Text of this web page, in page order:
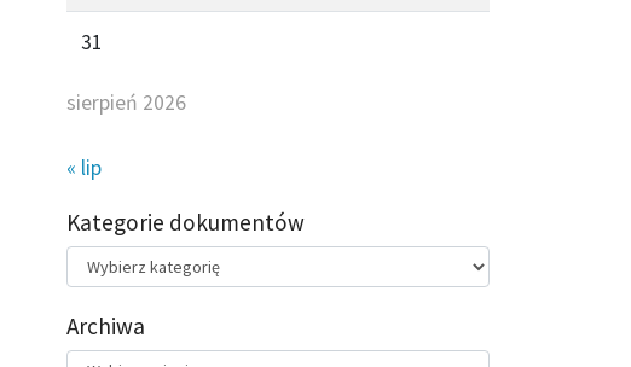
sierpień 2026
31
« lip
Kategorie dokumentów
Kategorie
dokumentów
Archiwa
Archiwa